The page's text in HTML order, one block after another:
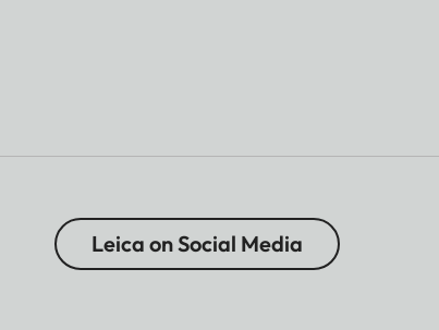
Leica on Social Media